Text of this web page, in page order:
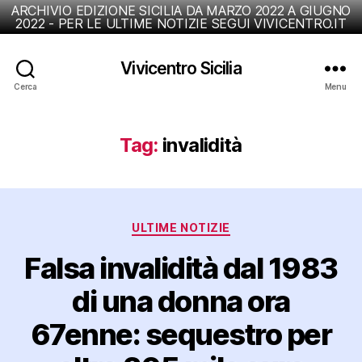
ARCHIVIO EDIZIONE SICILIA DA MARZO 2022 A GIUGNO
2022 - PER LE ULTIME NOTIZIE SEGUI VIVICENTRO.IT
Cerca
Vivicentro Sicilia
Menu
Tag: invalidità
Categorie
ULTIME NOTIZIE
Falsa invalidità dal 1983
di una donna ora
67enne: sequestro per